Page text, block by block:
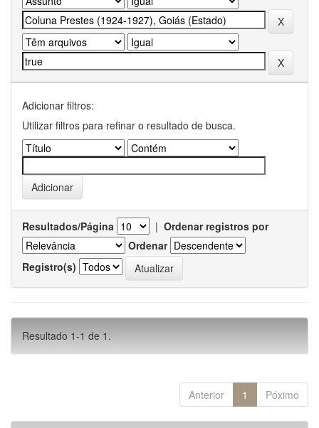
Adicionar filtros:
Utilizar filtros para refinar o resultado de busca.
Resultados/Página | Ordenar registros por
Ordenar
Registro(s)
Resultado 1-1 de 1.
Anterior 1 Póximo